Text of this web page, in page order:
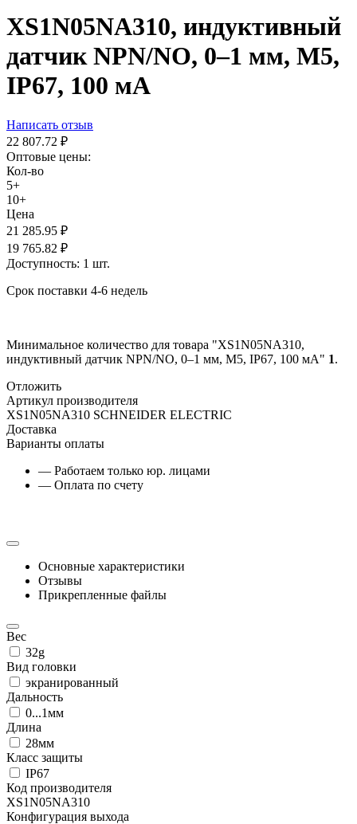
XS1N05NA310, индуктивный
датчик NPN/NO, 0–1 мм, М5,
IP67, 100 мА
Написать отзыв
22 807.72 ₽
Оптовые цены:
Кол-во
5+
10+
Цена
21 285.95 ₽
19 765.82 ₽
Доступность: 1 шт.
Срок поставки 4-6 недель
Минимальное количество для товара "XS1N05NA310,
индуктивный датчик NPN/NO, 0–1 мм, М5, IP67, 100 мА" 1.
Отложить
Артикул производителя
XS1N05NA310 SCHNEIDER ELECTRIC
Доставка
Варианты оплаты
— Работаем только юр. лицами
— Оплата по счету
Основные характеристики
Отзывы
Прикрепленные файлы
Вес
32g
Вид головки
экранированный
Дальность
0...1мм
Длина
28мм
Класс защиты
IP67
Код производителя
XS1N05NA310
Конфигурация выхода